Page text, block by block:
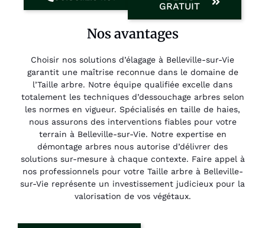
GRATUIT
Nos avantages
Choisir nos solutions d’élagage à Belleville-sur-Vie
garantit une maîtrise reconnue dans le domaine de
l’Taille arbre. Notre équipe qualifiée excelle dans
totalement les techniques d’dessouchage arbres selon
les normes en vigueur. Spécialisés en taille de haies,
nous assurons des interventions fiables pour votre
terrain à Belleville-sur-Vie. Notre expertise en
démontage arbres nous autorise d’délivrer des
solutions sur-mesure à chaque contexte. Faire appel à
nos professionnels pour votre Taille arbre à Belleville-
sur-Vie représente un investissement judicieux pour la
valorisation de vos végétaux.